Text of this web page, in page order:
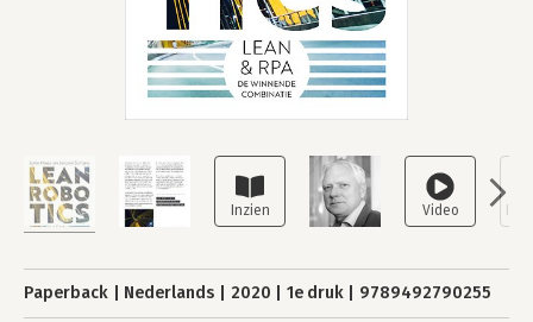
Paperback Nederlands 2020 1e druk 9789492790255